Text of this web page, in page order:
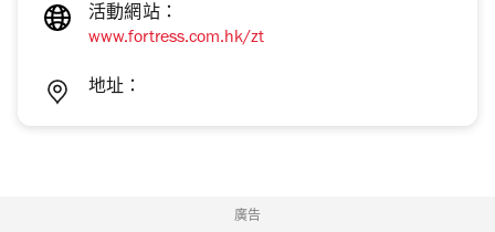
活動網站：
www.fortress.com.hk/zt
地址：
廣告